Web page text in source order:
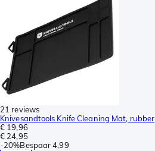
21 reviews
Knivesandtools Knife Cleaning Mat, rubber
€ 19,96
€ 24,95
-20%Bespaar 4,99